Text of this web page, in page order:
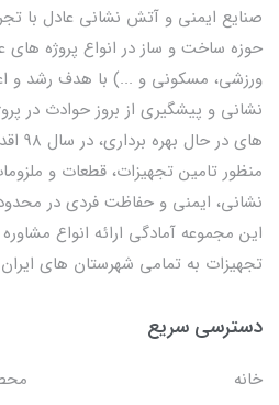
حوزه ساخت و ساز در انواع پروژه های
ورزشی، مسکونی و ...) با هدف رشد و
نشانی و پیشگیری از بروز حوادث در
های
منظور تامین تجهیزات، قطعات و
نشانی، ایمنی و حفاظت فردی در
این مجموعه آمادگی ارائه انواع
تجهیزات به تمامی شهرستان های ایران
دسترسی سریع
خانه